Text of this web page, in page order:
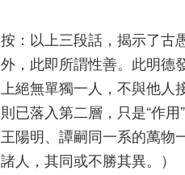
按：以上三段話，揭示了古
外，此即所謂性善。此明德
上絕無單獨一人，不與他人
則已落入第二層，只是“作
王陽明、譚嗣同一系的萬物
諸人，其同或不勝其異。）